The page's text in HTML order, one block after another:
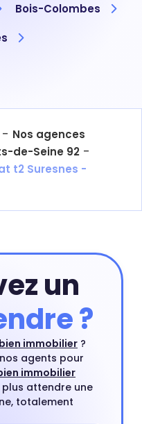
Bois-Colombes
- Nos agences
de-Seine 92 -
t2 Suresnes -
un
?
immobilier ?
agents pour
immobilier
attendre une
totalement